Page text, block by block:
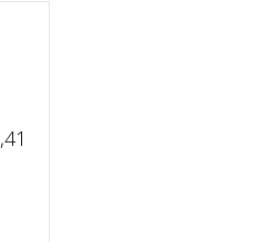
,41